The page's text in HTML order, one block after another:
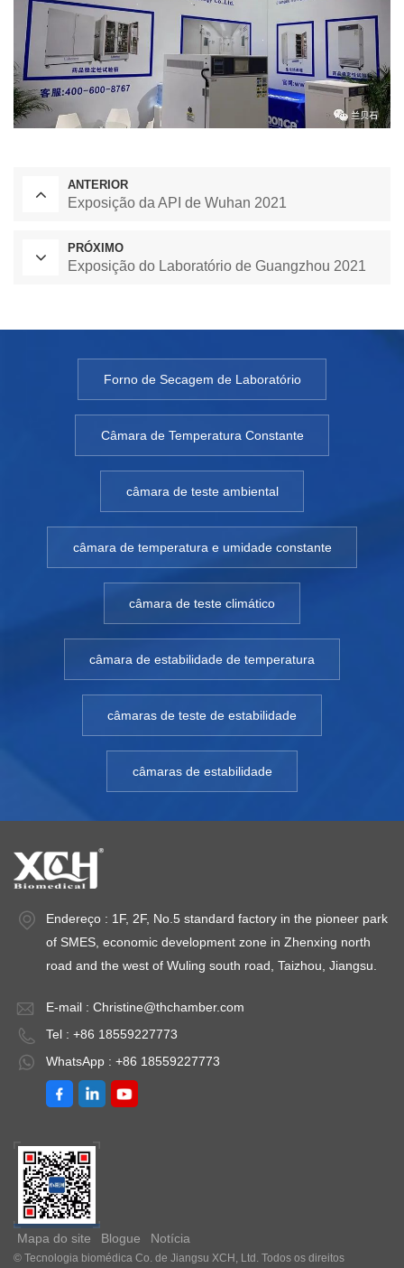
ANTERIOR
Exposição da API de Wuhan 2021
PRÓXIMO
Exposição do Laboratório de Guangzhou 2021
Forno de Secagem de Laboratório
Câmara de Temperatura Constante
câmara de teste ambiental
câmara de temperatura e umidade constante
câmara de teste climático
câmara de estabilidade de temperatura
câmaras de teste de estabilidade
câmaras de estabilidade
Endereço : 1F, 2F, No.5 standard factory in the pioneer park
of SMES, economic development zone in Zhenxing north
road and the west of Wuling south road, Taizhou, Jiangsu.
E-mail : Christine@thchamber.com
Tel : +86 18559227773
WhatsApp : +86 18559227773
Mapa do site Blogue Notícia
© Tecnologia biomédica Co. de Jiangsu XCH, Ltd. Todos os direitos